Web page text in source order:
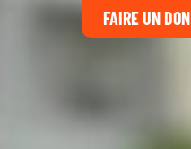
FAIRE UN DON